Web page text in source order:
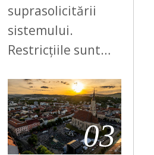
suprasolicitării
sistemului.
Restricțiile sunt…
03